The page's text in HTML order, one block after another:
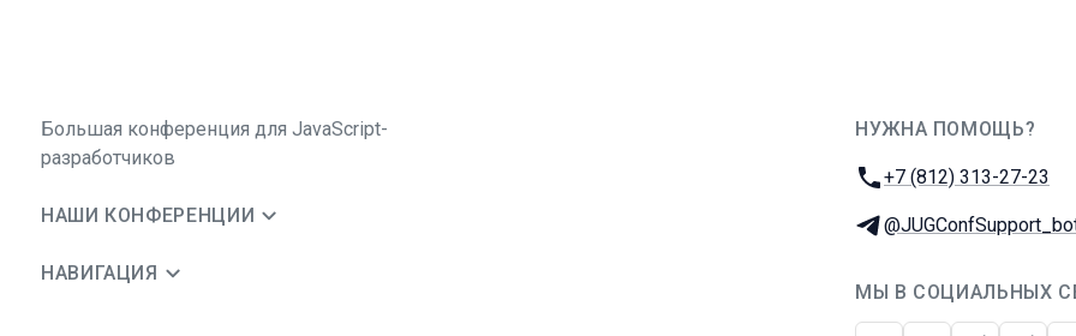
Большая конференция для JavaScript-
разработчиков
НАШИ КОНФЕРЕНЦИИ
НАВИГАЦИЯ
НУЖНА ПОМОЩЬ?
Телефон:
+7 (812) 313-27-23
Телеграм:
МЫ В СОЦИАЛЬНЫХ